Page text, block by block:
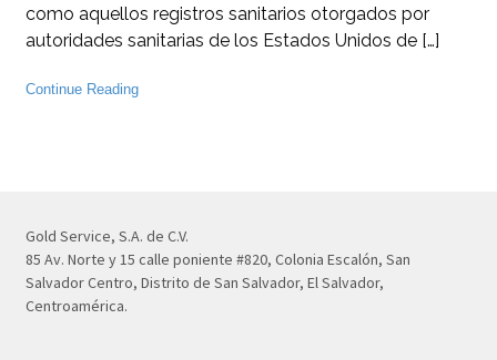
como aquellos registros sanitarios otorgados por
autoridades sanitarias de los Estados Unidos de […]
Continue Reading
Gold Service, S.A. de C.V.
85 Av. Norte y 15 calle poniente #820, Colonia Escalón, San
Salvador Centro, Distrito de San Salvador, El Salvador,
Centroamérica.